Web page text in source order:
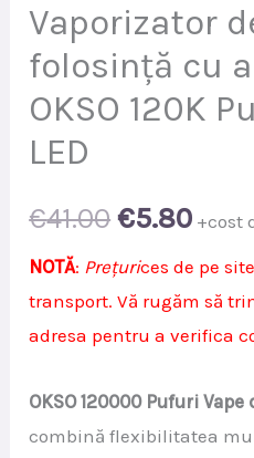
Vaporizator
folosință cu
OKSO 120K
LED
€41.00 Original
price
was:
€5.80
price
+cost
NOTĂ: Prețurices de pe
transport. Vă rugăm să
adresa pentru a verifica
OKSO 120000 Pufuri
combină flexibilitatea